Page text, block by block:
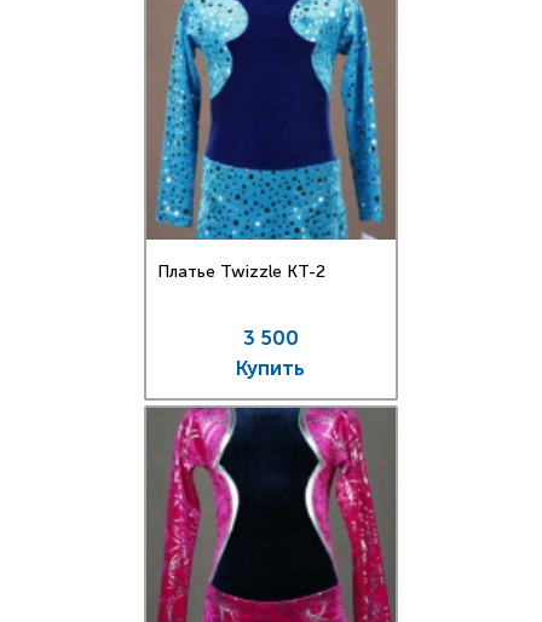
Платье Twizzle КT-2
3 500
Купить